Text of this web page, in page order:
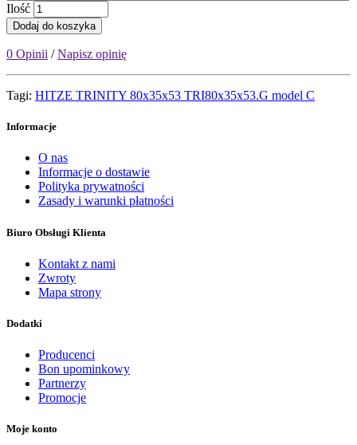
Ilość
Dodaj do koszyka
0 Opinii /Napisz opinię
Tagi: HITZE TRINITY 80x35x53 TRI80x35x53.G model C
Informacje
O nas
Informacje o dostawie
Polityka prywatności
Zasady i warunki płatności
Biuro Obsługi Klienta
Kontakt z nami
Zwroty
Mapa strony
Dodatki
Producenci
Bon upominkowy
Partnerzy
Promocje
Moje konto